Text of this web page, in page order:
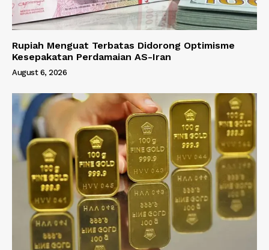
Rupiah Menguat Terbatas Didorong Optimisme
Kesepakatan Perdamaian AS-Iran
August 6, 2026